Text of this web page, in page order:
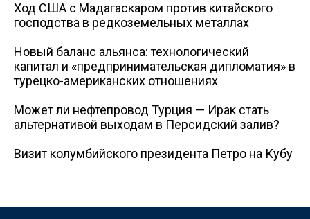
Ход США с Мадагаскаром против китайского
господства в редкоземельных металлах
Новый баланс альянса: технологический
капитал и «предпринимательская дипломатия» в
турецко-американских отношениях
Может ли нефтепровод Турция — Ирак стать
альтернативой выходам в Персидский залив?
Визит колумбийского президента Петро на Кубу